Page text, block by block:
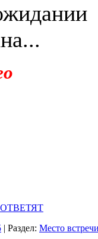
| Раздел: Место